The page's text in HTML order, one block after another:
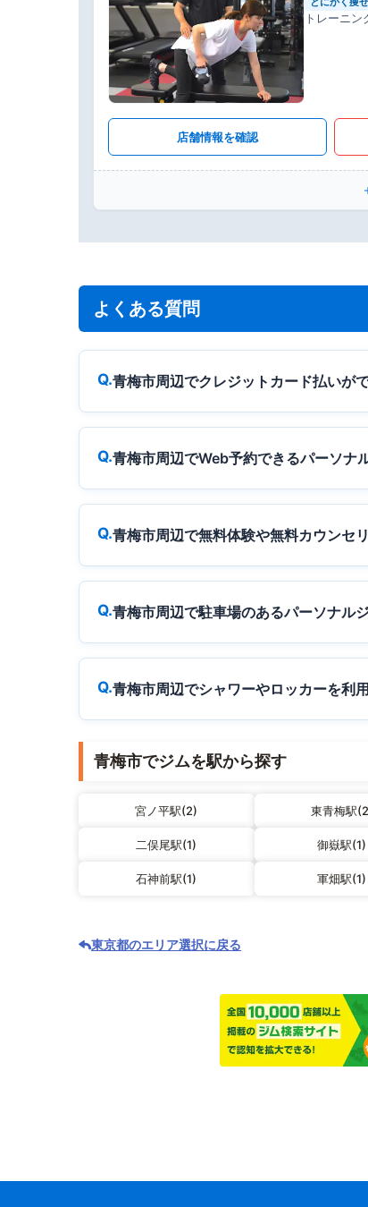
トレーニン
店舗情報を確認
よくある質問
青梅市周辺でクレジットカード払いが
青梅市周辺でWeb予約できるパーソナ
青梅市周辺で無料体験や無料カウンセ
青梅市周辺で駐車場のあるパーソナル
青梅市周辺でシャワーやロッカーを利
青梅市でジムを駅から探す
宮ノ平駅(2) 東青梅駅
二俣尾駅(1) 御嶽駅(1)
石神前駅(1) 軍畑駅(1)
東京都のエリア選択に戻る